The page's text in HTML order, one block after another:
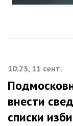
10:23, 11 сент.
внести
списки